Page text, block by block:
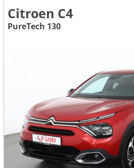
Citroen C4
PureTech 130